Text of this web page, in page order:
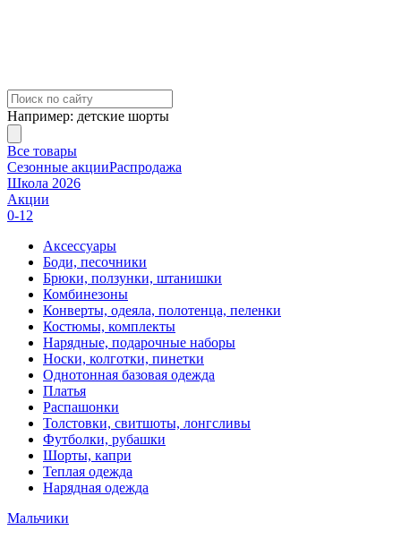
Например: детские шорты
Все товары
Сезонные акцииРаспродажа
Школа 2026
Акции
0-12
Аксессуары
Боди, песочники
Брюки, ползунки, штанишки
Комбинезоны
Конверты, одеяла, полотенца, пеленки
Костюмы, комплекты
Нарядные, подарочные наборы
Носки, колготки, пинетки
Однотонная базовая одежда
Платья
Распашонки
Толстовки, свитшоты, лонгсливы
Футболки, рубашки
Шорты, капри
Теплая одежда
Нарядная одежда
Мальчики